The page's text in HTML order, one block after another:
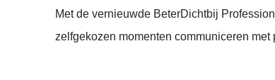
Met de vernieuwde BeterDichtbij
zelfgekozen momenten communiceren